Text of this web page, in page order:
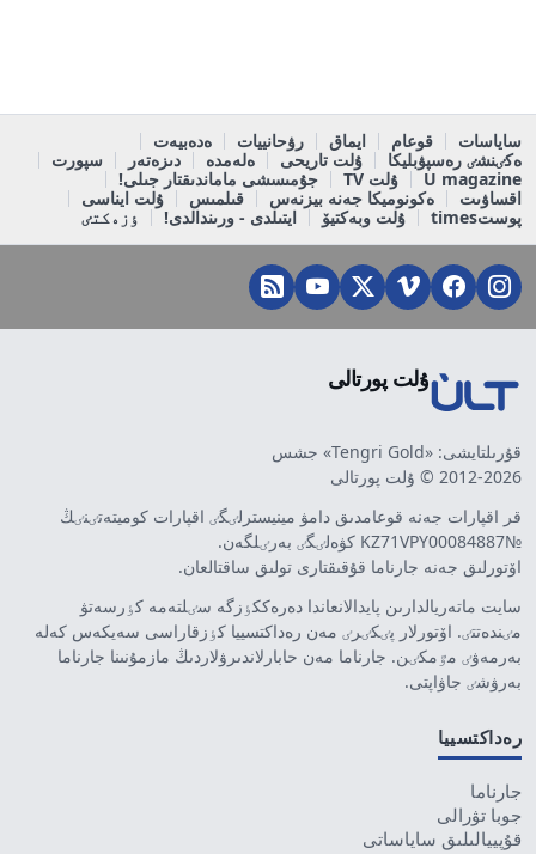
ساياسات قوعام ايماق رۋحانييات
ەدەبيەت
ەكٸنشٸ رەسپۋبليكا
ۇلت تاريحى ەلەمدە دىزەتەر
سپورت
U magazine
ۇلت TV
جۇمىسشى ماماندىقتار جىلى!
اقساۋىت
ەكونوميكا جەنە بيزنەس قىلمىس
ۇلت ايناسى
پوستtimes
ۇلت وبەكتيۆ ايتىلدى - ورىندالدى! ٶزەكتٸ
ۇلت پورتالى
قۇرىلتايشى: «Tengri Gold» جشس
2012-2026 © ۇلت پورتالى
قر اقپارات جەنە قوعامدىق دامۋ مينيسترلٸگٸ اقپارات كوميتەتٸنٸڭ
№KZ71VPY00084887 كۋەلٸگٸ بەرٸلگەن.
اۆتورلىق جەنە جارناما قۇقىقتارى تولىق ساقتالعان.
سايت ماتەريالدارىن پايدالانعاندا دەرەككٶزگە سٸلتەمە كٶرسەتۋ
مٸندەتتٸ. اۆتورلار پٸكٸرٸ مەن رەداكتسييا كٶزقاراسى سەيكەس كەلە
بەرمەۋٸ مٷمكٸن. جارناما مەن حابارلاندىرۋلاردىڭ مازمۇنىنا جارناما
بەرۋشٸ جاۋاپتى.
رەداكتسييا
جارناما
جوبا تۋرالى
قۇپييالىلىق ساياساتى